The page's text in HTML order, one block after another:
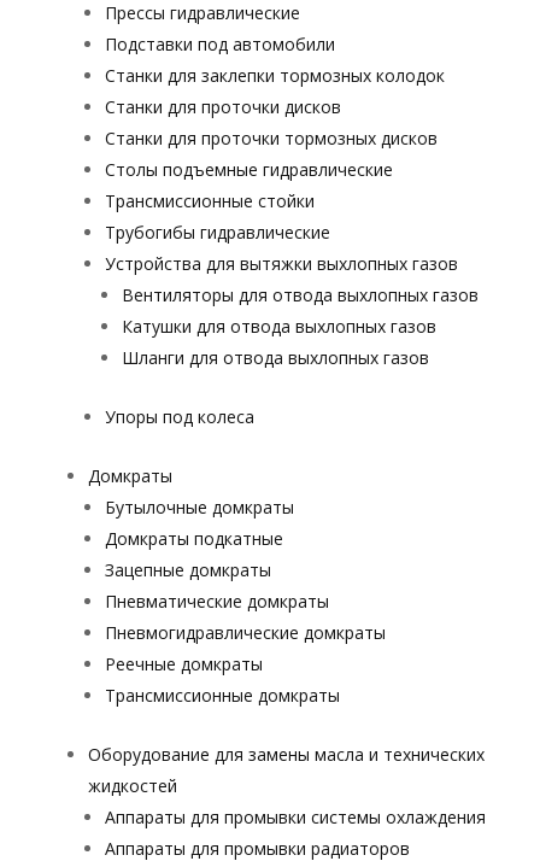
Прессы гидравлические
Подставки под автомобили
Станки для заклепки тормозных колодок
Станки для проточки дисков
Станки для проточки тормозных дисков
Столы подъемные гидравлические
Трансмиссионные стойки
Трубогибы гидравлические
Устройства для вытяжки выхлопных газов
Вентиляторы для отвода выхлопных газов
Катушки для отвода выхлопных газов
Шланги для отвода выхлопных газов
Упоры под колеса
Домкраты
Бутылочные домкраты
Домкраты подкатные
Зацепные домкраты
Пневматические домкраты
Пневмогидравлические домкраты
Реечные домкраты
Трансмиссионные домкраты
Оборудование для замены масла и технических
жидкостей
Аппараты для промывки системы охлаждения
Аппараты для промывки радиаторов